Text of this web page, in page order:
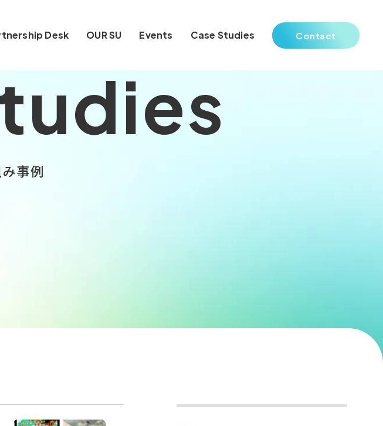
Desk OUR SU Events Case Studies Contact
事例